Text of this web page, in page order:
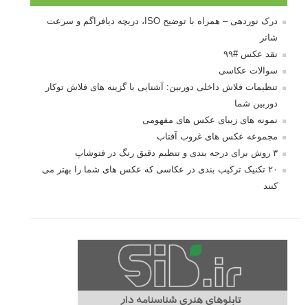
درک نوردهی – همراه با توضیح ISO، دریچه دیافراگم و سرعت
شاتر
نقد عکس #۹۹
سوالات عکاسی
تنظیمات فلاش داخلی دوربین: آشنایی با گزینه های فلاش توکار
دوربین شما
نمونه های زیبای عکس های مفهومی
مجموعه عکس های غروب آفتاب
۳ روش برای درجه بندی و تنظیم دقیق رنگ در فتوشاپ
۲۰ تکنیک ترکیب بندی در عکاسی که عکس های شما را بهتر می
کنند